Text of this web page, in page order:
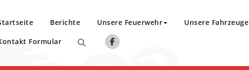
Berichte Unsere Feuerwehr Unsere Fahrzeuge
Formular